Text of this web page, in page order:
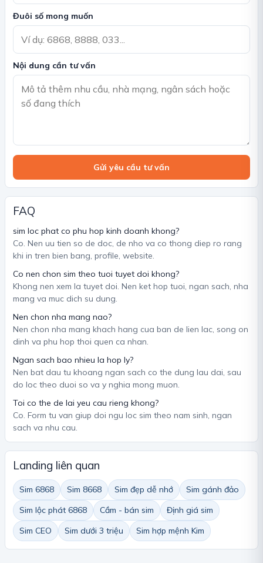
Đuôi số mong muốn
Nội dung cần tư vấn
Gửi yêu cầu tư vấn
FAQ
sim loc phat co phu hop kinh doanh khong?
Co. Nen uu tien so de doc, de nho va co thong diep ro rang
khi in tren bien bang, profile, website.
Co nen chon sim theo tuoi tuyet doi khong?
Khong nen xem la tuyet doi. Nen ket hop tuoi, ngan sach, nha
mang va muc dich su dung.
Nen chon nha mang nao?
Nen chon nha mang khach hang cua ban de lien lac, song on
dinh va phu hop thoi quen ca nhan.
Ngan sach bao nhieu la hop ly?
Nen bat dau tu khoang ngan sach co the dung lau dai, sau
do loc theo duoi so va y nghia mong muon.
Toi co the de lai yeu cau rieng khong?
Co. Form tu van giup doi ngu loc sim theo nam sinh, ngan
sach va nhu cau.
Landing liên quan
Sim 6868 Sim 8668 Sim đẹp dễ nhớ
Sim gánh đảo
Sim lộc phát 6868
Cầm - bán sim
Định giá sim
Sim CEO
Sim dưới 3 triệu Sim hợp mệnh Kim